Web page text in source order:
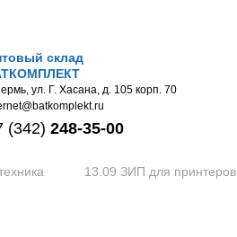
склад
ул. Г. Хасана, д. 105 корп. 70
(342) 248-35-00
13.09 ЗИП для принтеров